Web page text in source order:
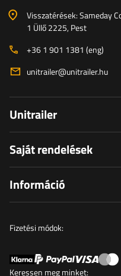
Visszatérések: Sameday
1 Üllő 2225, Pest
+36 1 901 1381 (eng)
unitrailer@unitrailer.hu
Unitrailer
Saját rendelések
Információ
Fizetési módok:
Keressen meg minket: